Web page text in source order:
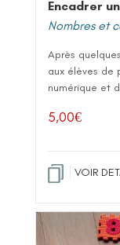
Nombres et
Après
aux élèves de
numérique et
5,00€
VOIR